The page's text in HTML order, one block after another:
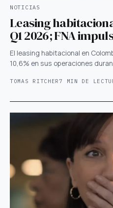
NOTICIAS
Leasing
Q1 2026; FNA
El leasing habitacional en
10,6% en sus operaciones
TOMAS RITCHER 7 MIN DE